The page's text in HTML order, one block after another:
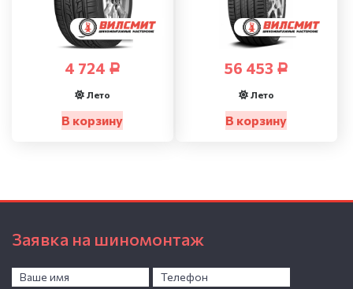
4 724 Р
Лето
В корзину
56 453 Р
Лето
В корзину
Заявка на шиномонтаж